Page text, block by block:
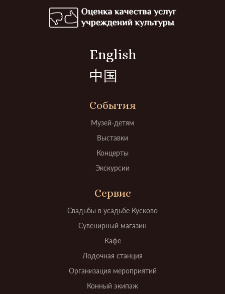
English
中国
События
Музей-детям
Выставки
Концерты
Экскурсии
Сервис
Свадьбы в усадьбе Кусково
Сувенирный магазин
Кафе
Лодочная станция
Организация мероприятий
Конный экипаж